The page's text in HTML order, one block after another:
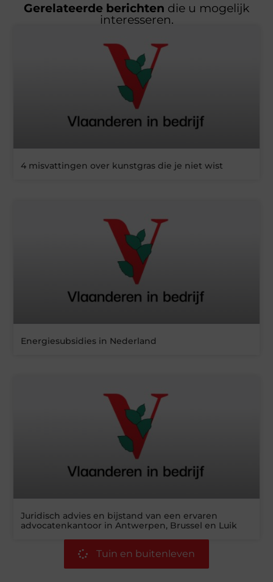
Gerelateerde berichten die u mogelijk
interesseren.
4 misvattingen over kunstgras die je niet wist
Energiesubsidies in Nederland
Juridisch advies en bijstand van een ervaren
advocatenkantoor in Antwerpen, Brussel en Luik
Tuin en buitenleven